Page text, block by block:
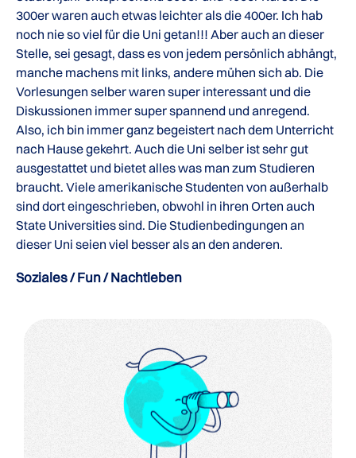
300er waren auch etwas leichter als die 400er. Ich hab
noch nie so viel für die Uni getan!!! Aber auch an dieser
Stelle, sei gesagt, dass es von jedem persönlich abhängt,
manche machens mit links, andere mühen sich ab. Die
Vorlesungen selber waren super interessant und die
Diskussionen immer super spannend und anregend.
Also, ich bin immer ganz begeistert nach dem Unterricht
nach Hause gekehrt. Auch die Uni selber ist sehr gut
ausgestattet und bietet alles was man zum Studieren
braucht. Viele amerikanische Studenten von außerhalb
sind dort eingeschrieben, obwohl in ihren Orten auch
State Universities sind. Die Studienbedingungen an
dieser Uni seien viel besser als an den anderen.
Soziales / Fun / Nachtleben